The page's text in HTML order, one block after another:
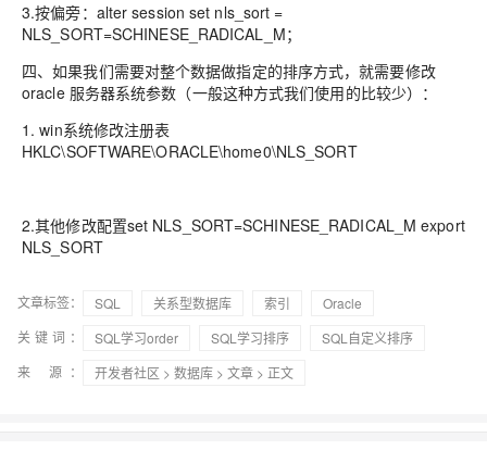
3.按偏旁：alter session set nls_sort =
NLS_SORT=SCHINESE_RADICAL_M；
四、如果我们需要对整个数据做指定的排序方式，就需要修改
oracle 服务器系统参数（一般这种方式我们使用的比较少）：
1. win系统修改注册表
HKLC\SOFTWARE\ORACLE\home0\NLS_SORT
2.其他修改配置set NLS_SORT=SCHINESE_RADICAL_M export
NLS_SORT
文章标签： SQL 关系型数据库 索引
Oracle
关键词：
SQL学习order SQL学习排序
SQL自定义排序
来 源：
开发者社区 > 数据库 > 文章 > 正文